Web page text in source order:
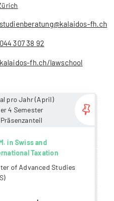
studienberatung@kalaidos-fh.ch
044 307 38 92
kalaidos-fh.ch/lawschool
pro Jahr (April)
4 Semester
in Swiss and
Taxation
of Advanced Studies
more...